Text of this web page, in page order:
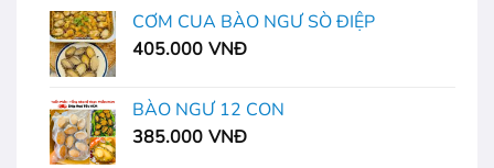
CƠM CUA BÀO NGƯ SÒ ĐIỆP
405.000 VNĐ
BÀO NGƯ 12 CON
385.000 VNĐ